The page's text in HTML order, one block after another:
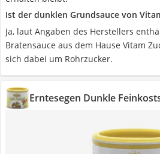
Ist der dunklen Grundsauce von
Ja, laut Angaben des Herstellers
Bratensauce aus dem Hause Vitam
sich dabei um Rohrzucker.
Erntesegen Dunkle